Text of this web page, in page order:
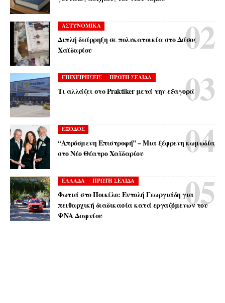
ΑΣΤΥΝΟΜΙΚΑ
Διπλή διάρρηξη σε πολυκατοικία στο Δάσος
Χαϊδαρίου
ΕΠΙΧΕΙΡΗΣΕΙΣ ΠΡΩΤΗ ΣΕΛΙΔΑ
Τι αλλάζει στο Praktiker μετά την εξαγορά
ΕΞΟΔΟΣ
“Απρόσμενη Επιστροφή” – Μια ξέφρενη κωμωδία
στο Νέο Θέατρο Χαϊδαρίου
ΕΛΛΑΔΑ ΠΡΩΤΗ ΣΕΛΙΔΑ
Φωτιά στο Ποικίλο: Εντολή Γεωργιάδη για
πειθαρχική διαδικασία κατά εργαζόμενων του
ΨΝΑ Δαφνίου